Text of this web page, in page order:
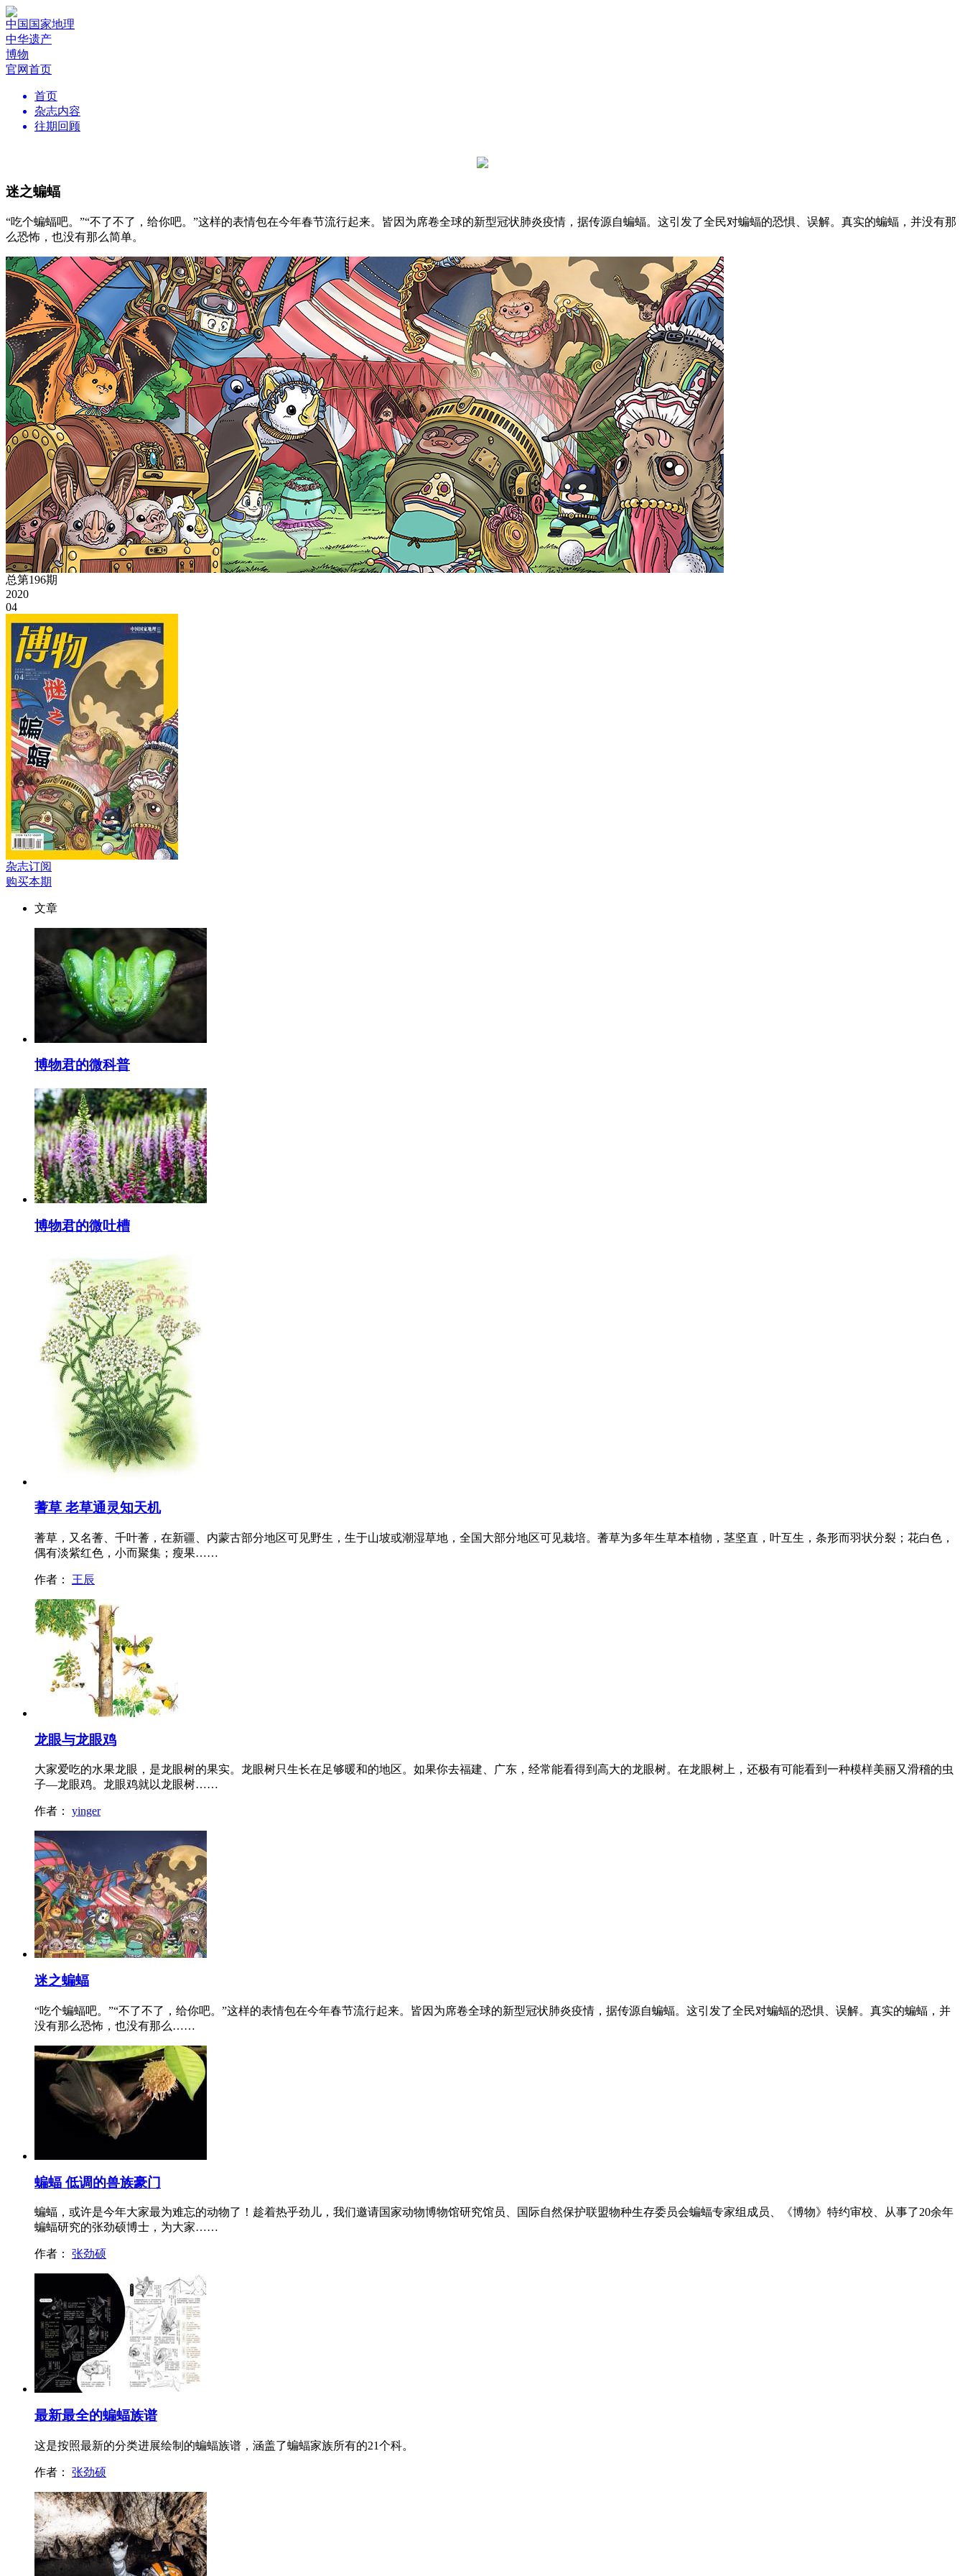
中国国家地理
中华遗产
博物
官网首页
首页
杂志内容
往期回顾
迷之蝙蝠
“吃个蝙蝠吧。”“不了不了，给你吧。”这样的表情包在今年春节流行起来。皆因为席卷全球的新型冠状肺炎疫情，据传源自蝙蝠。这引发了全民对蝙蝠的恐惧、误解。真实的蝙蝠，并没有那
么恐怖，也没有那么简单。
总第196期
2020
04
杂志订阅
购买本期
文章
博物君的微科普
博物君的微吐槽
蓍草 老草通灵知天机
蓍草，又名蓍、千叶蓍，在新疆、内蒙古部分地区可见野生，生于山坡或潮湿草地，全国大部分地区可见栽培。蓍草为多年生草本植物，茎坚直，叶互生，条形而羽状分裂；花白色，
偶有淡紫红色，小而聚集；瘦果……
作者： 王辰
龙眼与龙眼鸡
大家爱吃的水果龙眼，是龙眼树的果实。龙眼树只生长在足够暖和的地区。如果你去福建、广东，经常能看得到高大的龙眼树。在龙眼树上，还极有可能看到一种模样美丽又滑稽的虫
子—龙眼鸡。龙眼鸡就以龙眼树……
作者： yinger
迷之蝙蝠
“吃个蝙蝠吧。”“不了不了，给你吧。”这样的表情包在今年春节流行起来。皆因为席卷全球的新型冠状肺炎疫情，据传源自蝙蝠。这引发了全民对蝙蝠的恐惧、误解。真实的蝙蝠，并
没有那么恐怖，也没有那么……
蝙蝠 低调的兽族豪门
蝙蝠，或许是今年大家最为难忘的动物了！趁着热乎劲儿，我们邀请国家动物博物馆研究馆员、国际自然保护联盟物种生存委员会蝙蝠专家组成员、《博物》特约审校、从事了20余年
蝙蝠研究的张劲硕博士，为大家……
作者： 张劲硕
最新最全的蝙蝠族谱
这是按照最新的分类进展绘制的蝙蝠族谱，涵盖了蝙蝠家族所有的21个科。
作者： 张劲硕